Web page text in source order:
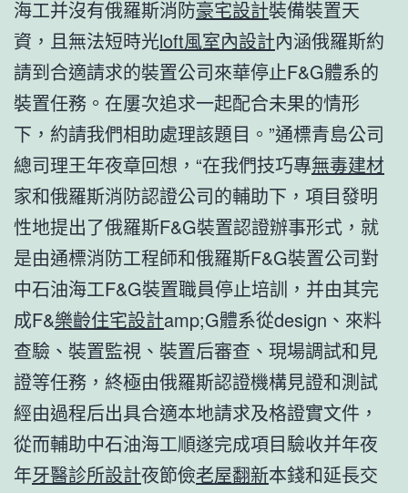
海工并沒有俄羅斯消防豪宅設計裝備裝置天
資，且無法短時光loft風室內設計內涵俄羅斯約
請到合適請求的裝置公司來華停止F&G體系的
裝置任務。在屢次追求一起配合未果的情形
下，約請我們相助處理該題目。”通標青島公司
總司理王年夜章回想，“在我們技巧專無毒建材
家和俄羅斯消防認證公司的輔助下，項目發明
性地提出了俄羅斯F&G裝置認證辦事形式，就
是由通標消防工程師和俄羅斯F&G裝置公司對
中石油海工F&G裝置職員停止培訓，并由其完
成F&樂齡住宅設計amp;G體系從design、來料
查驗、裝置監視、裝置后審查、現場調試和見
證等任務，終極由俄羅斯認證機構見證和測試
經由過程后出具合適本地請求及格證實文件，
從而輔助中石油海工順遂完成項目驗收并年夜
年牙醫診所設計夜節儉老屋翻新本錢和延長交